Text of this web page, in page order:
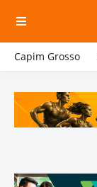
Capim Grosso